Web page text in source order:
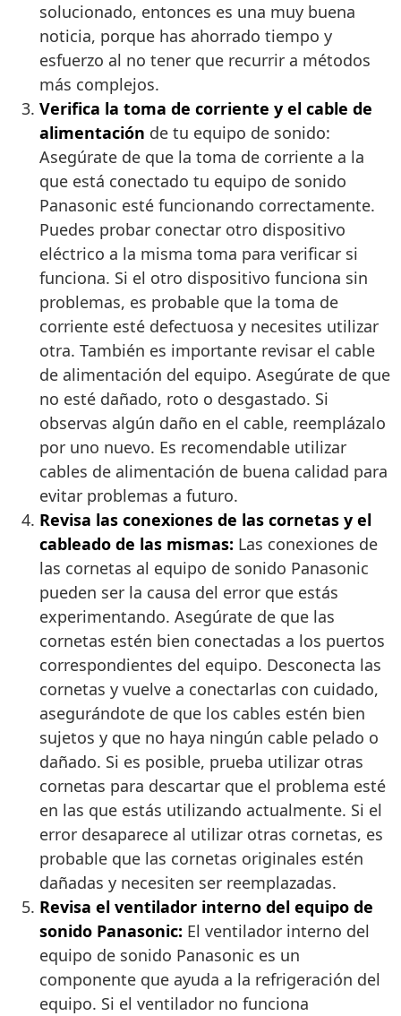
solucionado, entonces es una muy buena
noticia, porque has ahorrado tiempo y
esfuerzo al no tener que recurrir a métodos
más complejos.
Verifica la toma de corriente y el cable de
alimentación de tu equipo de sonido:
Asegúrate de que la toma de corriente a la
que está conectado tu equipo de sonido
Panasonic esté funcionando correctamente.
Puedes probar conectar otro dispositivo
eléctrico a la misma toma para verificar si
funciona. Si el otro dispositivo funciona sin
problemas, es probable que la toma de
corriente esté defectuosa y necesites utilizar
otra. También es importante revisar el cable
de alimentación del equipo. Asegúrate de que
no esté dañado, roto o desgastado. Si
observas algún daño en el cable, reemplázalo
por uno nuevo. Es recomendable utilizar
cables de alimentación de buena calidad para
evitar problemas a futuro.
Revisa las conexiones de las cornetas y el
cableado de las mismas: Las conexiones de
las cornetas al equipo de sonido Panasonic
pueden ser la causa del error que estás
experimentando. Asegúrate de que las
cornetas estén bien conectadas a los puertos
correspondientes del equipo. Desconecta las
cornetas y vuelve a conectarlas con cuidado,
asegurándote de que los cables estén bien
sujetos y que no haya ningún cable pelado o
dañado. Si es posible, prueba utilizar otras
cornetas para descartar que el problema esté
en las que estás utilizando actualmente. Si el
error desaparece al utilizar otras cornetas, es
probable que las cornetas originales estén
dañadas y necesiten ser reemplazadas.
Revisa el ventilador interno del equipo de
sonido Panasonic: El ventilador interno del
equipo de sonido Panasonic es un
componente que ayuda a la refrigeración del
equipo. Si el ventilador no funciona